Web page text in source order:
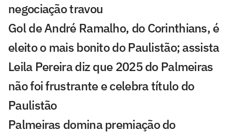
negociação travou
Gol de André Ramalho, do Corinthians, é
eleito o mais bonito do Paulistão; assista
Leila Pereira diz que 2025 do Palmeiras
não foi frustrante e celebra título do
Paulistão
Palmeiras domina premiação do